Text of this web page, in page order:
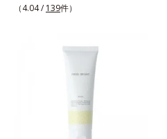
のすみずみまで水分・油分を保ち、
るだけで、うるおいながらもベタつ
生成を抑え、シミ・ソバカスを防ぐ
*2 美白（メラニンの生成を抑え、
シミ・ソバカスを防ぐ）と保湿のこ
と*3 明るく澄んだ肌を目指す保湿
成分と、メラニンの生成を抑え、シ
ミ・ソバカスを防ぐ美白有効成分を
「横のひろがり」に着目して、全方
てしまった紫外線ダメージをきっか
けに、肌深く(*6)では「メラニンに
じみ(*7)」が発現。シミやそばかす
という「点」だけでなく、透明感の
なさなどの「面」での透明感を阻害
する原因を引き起こしていることが
（4.04 / 139件）